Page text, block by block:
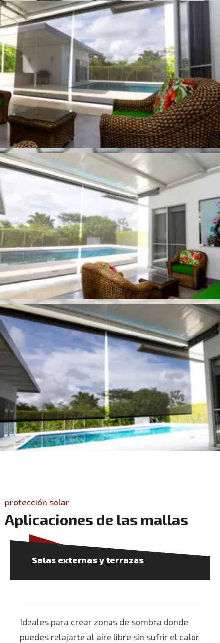
protección solar
Aplicaciones de las mallas
Salas externas y terrazas
Ideales para crear zonas de sombra donde
puedes relajarte al aire libre sin sufrir el calor